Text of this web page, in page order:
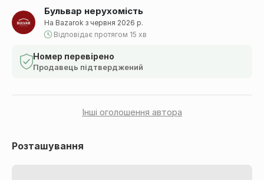
Бульвар нерухомість
На Bazarok з червня 2026 р.
Відповідає протягом 15 хв
Номер перевірено
Продавець підтверджений
Інші оголошення автора
Розташування